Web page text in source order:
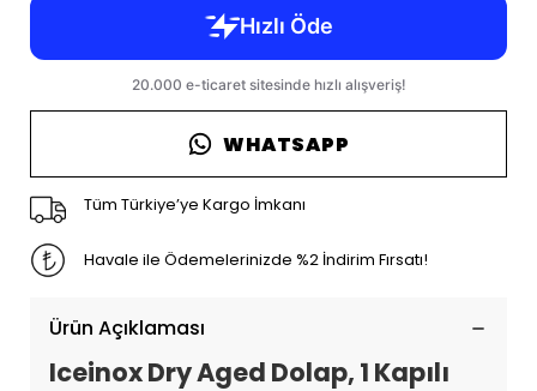
WHATSAPP
Tüm Türkiye’ye Kargo İmkanı
Havale ile Ödemelerinizde %2 İndirim Fırsatı!
Ürün Açıklaması
Iceinox Dry Aged Dolap, 1 Kapılı